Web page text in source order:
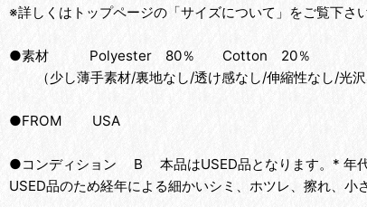
※詳しくはトップページの「サイズについて」をご覧下さい
●素材 Polyester 80％ Cotton 20％
（少し薄手素材/裏地なし/透け感なし/伸縮性なし/光沢
●FROM USA
●コンディション B 本品はUSED品となります。* 年代
USED品のため経年による細かいシミ、ホツレ、擦れ、小